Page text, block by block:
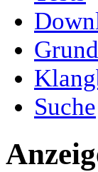
Suche